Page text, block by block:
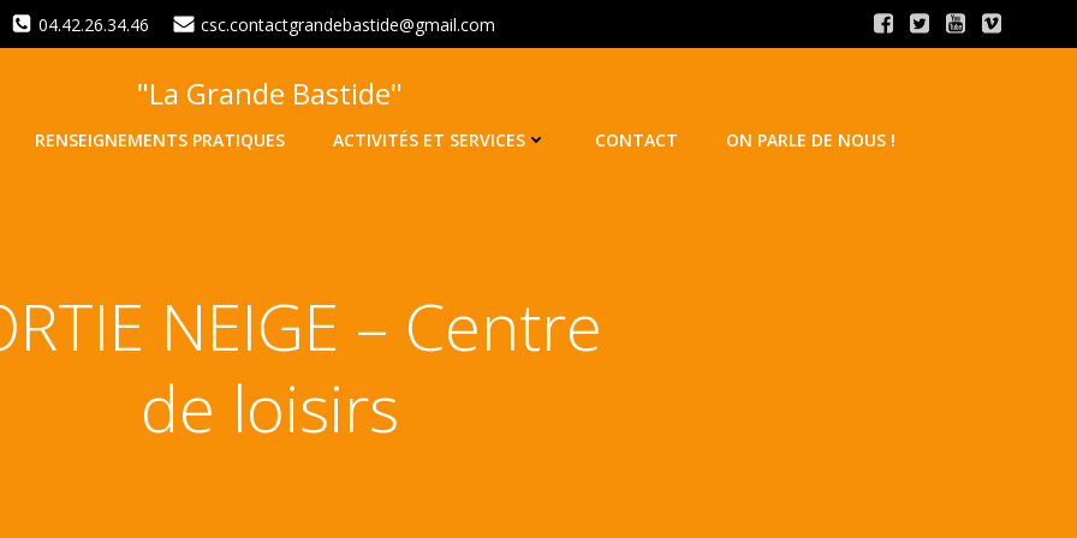
04.42.26.34.46 csc.contactgrandebastide@gmail.com
"La Grande Bastide"
RENSEIGNEMENTS PRATIQUES ACTIVITÉS ET SERVICES CONTACT ON PARLE DE NOUS !
NEIGE – Centre
de loisirs